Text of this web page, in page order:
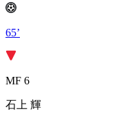
65’
MF 6
石上 輝